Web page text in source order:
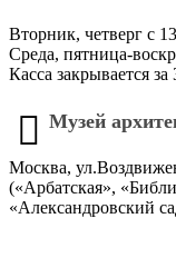
Вторник, четверг с
Среда, пятница-
Касса закрывается
Музей
Москва,
(«Арбатская»,
«Александровский